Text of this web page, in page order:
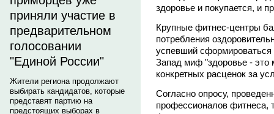
приняли участие в
предварительном
голосовании
"Единой России"
Жители региона продолжают
выбирать кандидатов, которые
представят партию на
предстоящих выборах в
здоровье и покупается, и
Крупные фитнес-центры
потребления
успевший сформироваться
Запад миф "здоровье - это
конкретных расценок за
Согласно опросу,
профессионалов фитнеса,